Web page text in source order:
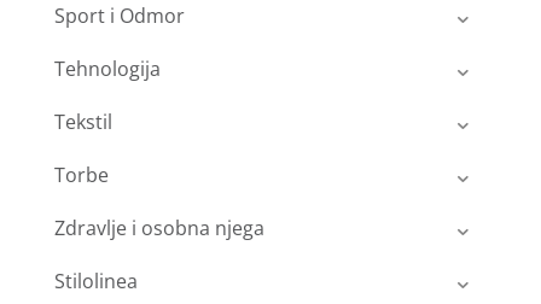
Sport i Odmor
Tehnologija
Tekstil
Torbe
Zdravlje i osobna njega
Stilolinea